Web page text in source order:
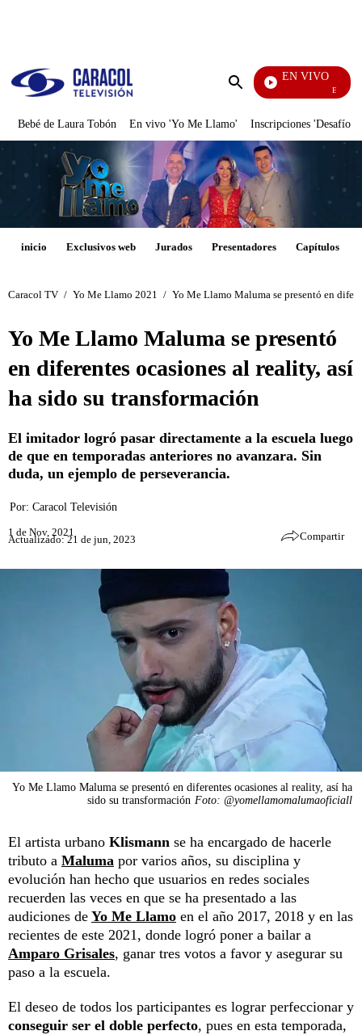
Enviar
EN VIVO
El Juego De
Bebé de Laura Tobón En vivo 'Yo Me Llamo' Inscripciones 'Desafío'
inicio Exclusivos web Jurados Presentadores Capítulos
Caracol TV / Yo Me Llamo 2021 / Yo Me Llamo Maluma se presentó en
Yo Me Llamo Maluma se presentó
en diferentes ocasiones al reality, así
ha sido su transformación
El imitador logró pasar directamente a la escuela luego
de que en temporadas anteriores no avanzara. Sin
duda, un ejemplo de perseverancia.
Por: Caracol Televisión
1 de Nov, 2021
Actualizado: 21 de jun, 2023 Compartir
Yo Me Llamo Maluma se presentó en diferentes ocasiones al reality, así ha
sido su transformación Foto: @yomellamomalumaoficiall
El artista urbano Klismann se ha encargado de hacerle
tributo a Maluma por varios años, su disciplina y
evolución han hecho que usuarios en redes sociales
recuerden las veces en que se ha presentado a las
audiciones de Yo Me Llamo en el año 2017, 2018 y en las
recientes de este 2021, donde logró poner a bailar a
Amparo Grisales, ganar tres votos a favor y asegurar su
paso a la escuela.
El deseo de todos los participantes es lograr perfeccionar y
conseguir ser el doble perfecto, pues en esta temporada,